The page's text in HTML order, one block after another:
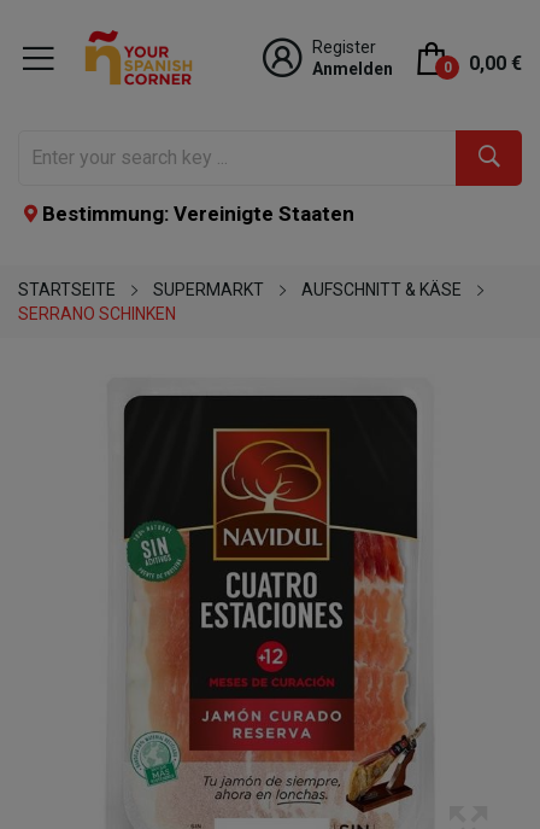
Register
Anmelden
0 0,00 €
Bestimmung: Vereinigte Staaten
STARTSEITE SUPERMARKT
AUFSCHNITT & KÄSE
SERRANO SCHINKEN